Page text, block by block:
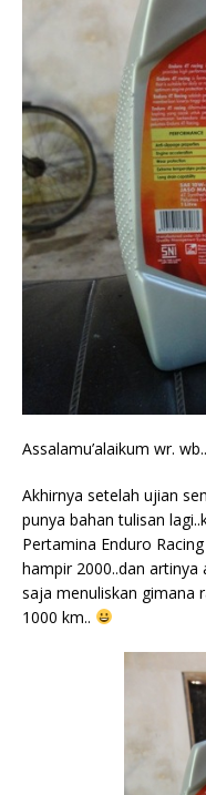
Assalamu’alaikum wr. wb..
Akhirnya setelah ujian
punya bahan tulisan
Pertamina Enduro
hampir 2000..dan
saja menuliskan gimana
1000 km..